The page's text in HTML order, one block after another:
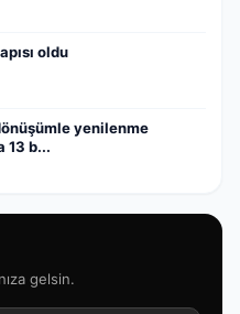
oldu
yenilenme
13 b...
gelsin.